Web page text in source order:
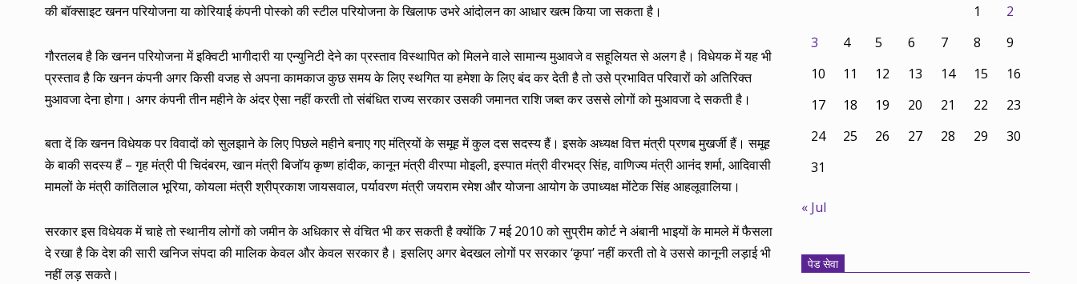
की बॉक्साइट खनन परियोजना या कोरियाई कंपनी पोस्को की स्टील परियोजना के खिलाफ उभरे आंदोलन का आधार खत्म किया जा सकता है।
गौरतलब है कि खनन परियोजना में इक्विटी भागीदारी या एन्युनिटी देने का प्रस्ताव विस्थापित को मिलने वाले सामान्य मुआवजे व सहूलियत से अलग है। विधेयक में यह भी
प्रस्ताव है कि खनन कंपनी अगर किसी वजह से अपना कामकाज कुछ समय के लिए स्थगित या हमेशा के लिए बंद कर देती है तो उसे प्रभावित परिवारों को अतिरिक्त
मुआवजा देना होगा। अगर कंपनी तीन महीने के अंदर ऐसा नहीं करती तो संबंधित राज्य सरकार उसकी जमानत राशि जब्त कर उससे लोगों को मुआवजा दे सकती है।
बता दें कि खनन विधेयक पर विवादों को सुलझाने के लिए पिछले महीने बनाए गए मंत्रियों के समूह में कुल दस सदस्य हैं। इसके अध्यक्ष वित्त मंत्री प्रणब मुखर्जी हैं। समूह
के बाकी सदस्य हैं – गृह मंत्री पी चिदंबरम, खान मंत्री बिजॉय कृष्ण हांदीक, कानून मंत्री वीरप्पा मोइली, इस्पात मंत्री वीरभद्र सिंह, वाणिज्य मंत्री आनंद शर्मा, आदिवासी
मामलों के मंत्री कांतिलाल भूरिया, कोयला मंत्री श्रीप्रकाश जायसवाल, पर्यावरण मंत्री जयराम रमेश और योजना आयोग के उपाध्यक्ष मोंटेक सिंह आहलूवालिया।
सरकार इस विधेयक में चाहे तो स्थानीय लोगों को जमीन के अधिकार से वंचित भी कर सकती है क्योंकि 7 मई 2010 को सुप्रीम कोर्ट ने अंबानी भाइयों के मामले में फैसला
दे रखा है कि देश की सारी खनिज संपदा की मालिक केवल और केवल सरकार है। इसलिए अगर बेदखल लोगों पर सरकार ‘कृपा’ नहीं करती तो वे उससे कानूनी लड़ाई भी
नहीं लड़ सकते।
1
2
3
4 5 6 7 8
9
10
11 12 13 14 15
16
17
18 19 20 21 22
23
24
25 26 27 28 29
30
31
« Jul
पेड सेवा